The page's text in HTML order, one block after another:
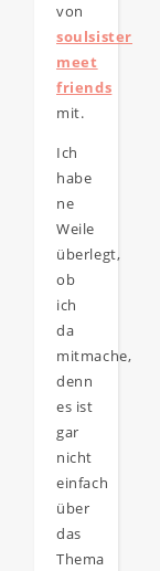
von
soulsister
meet
friends
mit.
Ich
habe
ne
Weile
überlegt,
ob
ich
da
mitmache,
denn
es ist
gar
nicht
einfach
über
das
Thema